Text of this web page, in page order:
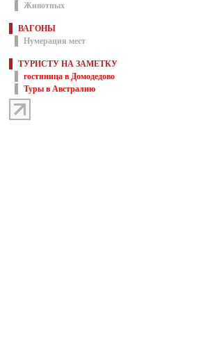
Животных
ВАГОНЫ
Нумерация мест
ТУРИСТУ НА ЗАМЕТКУ
гостиница в Домодедово
Туры в Австралию